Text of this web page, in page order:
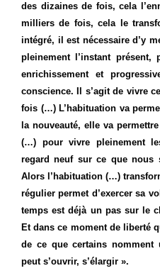
des dizaines de fois, cela
milliers de fois, cela le
intégré, il est nécessaire d’y
pleinement l’instant
enrichissement et
conscience. Il s’agit de vivre
fois (…) L’habituation va
la nouveauté, elle va
(…) pour vivre pleinement
regard neuf sur ce que
Alors l’habituation (…)
régulier permet d’exercer sa
temps est déjà un pas sur le
Et dans ce moment de liberté
de ce que certains nomment
peut s’ouvrir, s’élargir ».